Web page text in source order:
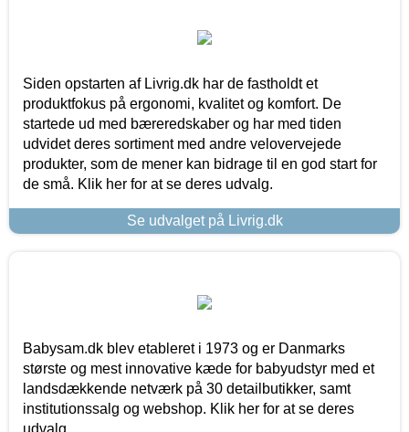
Siden opstarten af Livrig.dk har de fastholdt et
produktfokus på ergonomi, kvalitet og komfort. De
startede ud med bæreredskaber og har med tiden
udvidet deres sortiment med andre velovervejede
produkter, som de mener kan bidrage til en god start for
de små. Klik her for at se deres udvalg.
Se udvalget på Livrig.dk
Babysam.dk blev etableret i 1973 og er Danmarks
største og mest innovative kæde for babyudstyr med et
landsdækkende netværk på 30 detailbutikker, samt
institutionssalg og webshop. Klik her for at se deres
udvalg.